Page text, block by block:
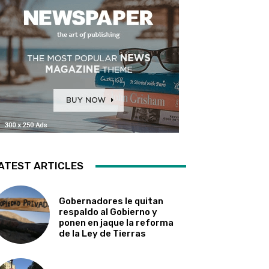
ARTICLES
Gobernadores le quitan
respaldo al Gobierno y
ponen en jaque la reforma
de la Ley de Tierras